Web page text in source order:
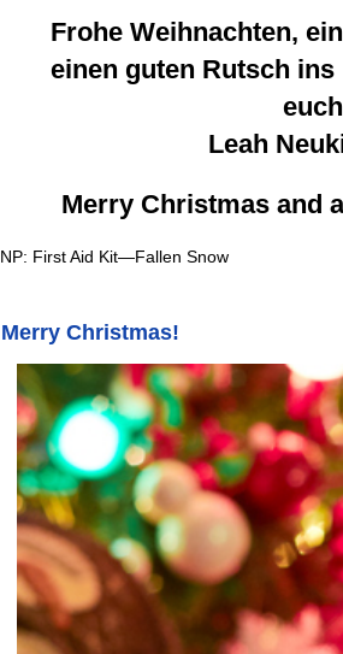
Frohe Weihnachten,
einen guten Rutsch
euch
Leah
Merry Christmas and
NP: First Aid Kit—Fallen Snow
Merry Christmas!